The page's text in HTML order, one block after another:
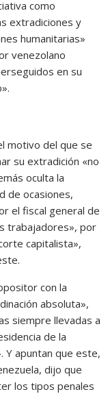
como
extradiciones y
humanitarias»
venezolano
en su
motivo del que se
su extradición «no
oculta la
de ocasiones,
el fiscal general de
trabajadores», por
capitalista»,
con la
absoluta»,
siempre llevadas a
de la
Y apuntan que este,
dijo que
los tipos penales